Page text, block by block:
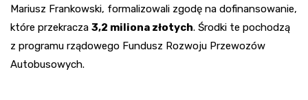
Mariusz Frankowski, formalizowali zgodę na dofinansowanie,
które przekracza 3,2 miliona złotych. Środki te pochodzą
z programu rządowego Fundusz Rozwoju Przewozów
Autobusowych.